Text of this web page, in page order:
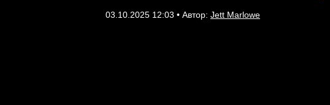
03.10.2025 12:03 • Автор: Jett Marlowe